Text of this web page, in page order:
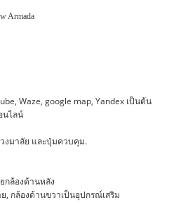
Armada
Waze, google map, Yandex เป็นต้น
นไลน์
งมาลัย และปุ่มควบคุม.
กล้องด้านหลัง
, กล้องด้านขวาเป็นอุปกรณ์เสริม